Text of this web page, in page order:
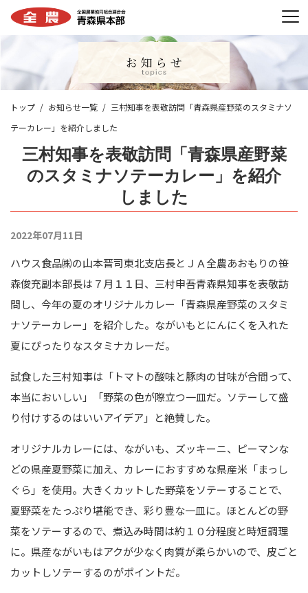
トップ お知らせ一覧
三村知事を表敬訪問「青森県産野菜のスタミナソ
テーカレー」を紹介しました
三村知事を表敬訪問「青森県産野菜
のスタミナソテーカレー」を紹介
しました
2022年07月11日
ハウス食品㈱の山本晋司東北支店長とＪＡ全農あおもりの笹
森俊充副本部長は７月１１日、三村申吾青森県知事を表敬訪
問し、今年の夏のオリジナルカレー「青森県産野菜のスタミ
ナソテーカレー」を紹介した。ながいもとにんにくを入れた
夏にぴったりなスタミナカレーだ。
試食した三村知事は「トマトの酸味と豚肉の甘味が合間って、
本当においしい」「野菜の色が際立つ一皿だ。ソテーして盛
り付けするのはいいアイデア」と絶賛した。
オリジナルカレーには、ながいも、ズッキーニ、ピーマンな
どの県産夏野菜に加え、カレーにおすすめな県産米「まっし
ぐら」を使用。大きくカットした野菜をソテーすることで、
夏野菜をたっぷり堪能でき、彩り豊な一皿に。ほとんどの野
菜をソテーするので、煮込み時間は約１０分程度と時短調理
に。県産ながいもはアクが少なく肉質が柔らかいので、皮ごと
カットしソテーするのがポイントだ。